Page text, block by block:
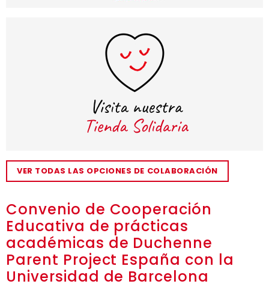
Convenio de Cooperación
Educativa de prácticas
académicas de Duchenne
Parent Project España con la
Universidad de Barcelona
VER TODAS LAS OPCIONES DE COLABORACIÓN